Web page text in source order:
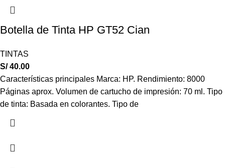
Botella de Tinta HP GT52 Cian
TINTAS
S/40.00
Características principales Marca: HP. Rendimiento: 8000
Páginas aprox. Volumen de cartucho de impresión: 70 ml. Tipo
de tinta: Basada en colorantes. Tipo de